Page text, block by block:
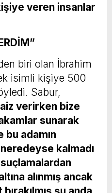
veren insanlar
biri olan İbrahim
isimli kişiye 500
Sabur,
verirken bize
sunarak
adamın
neredeyse kalmadı
alınmış ancak